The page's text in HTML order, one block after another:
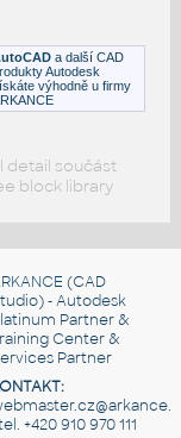
a další CAD
Autodesk
výhodně u firmy
detail součást
block library
(CAD
- Autodesk
Partner &
Center &
Partner
+420 910 970 111